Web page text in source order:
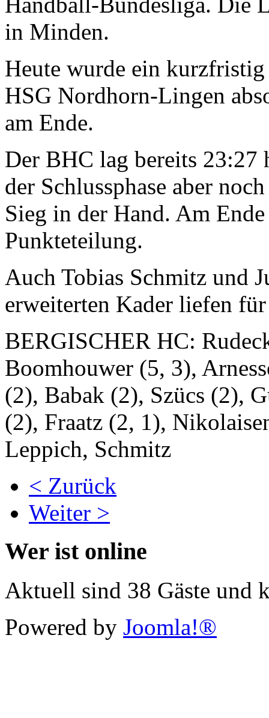
in Minden.
Heute wurde ein kurzfristig
HSG Nordhorn-Lingen
am Ende.
Der BHC lag bereits 23:27
der Schlussphase aber
Sieg in der Hand. Am
Punkteteilung.
Auch Tobias Schmitz und
erweiterten Kader liefen
BERGISCHER HC:
Boomhouwer (5, 3),
(2), Babak (2), Szücs (2),
(2), Fraatz (2, 1),
Leppich, Schmitz
< Zurück
Weiter >
Wer ist online
Aktuell sind 38 Gäste und
Powered by Joomla!®